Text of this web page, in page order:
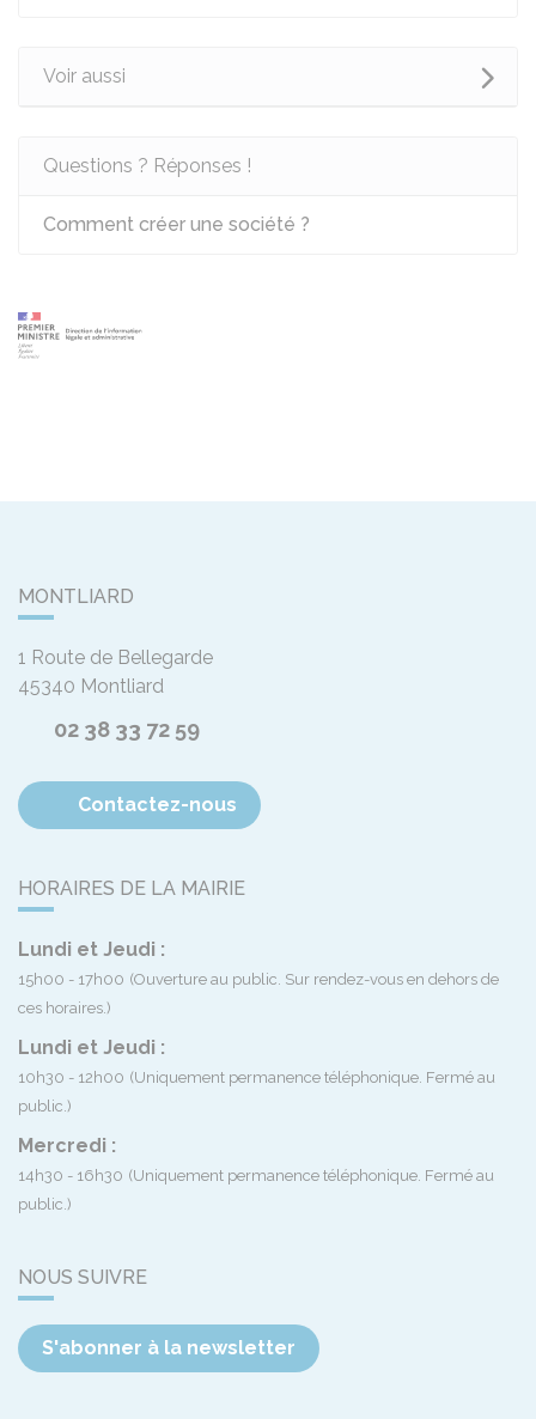
Voir aussi
Questions ? Réponses !
Comment créer une société ?
MONTLIARD
1 Route de Bellegarde
45340 Montliard
02 38 33 72 59
Contactez-nous
HORAIRES DE LA MAIRIE
Lundi et Jeudi :
15h00 - 17h00 (Ouverture au public. Sur rendez-vous en dehors de
ces horaires.)
Lundi et Jeudi :
10h30 - 12h00 (Uniquement permanence téléphonique. Fermé au
public.)
Mercredi :
14h30 - 16h30 (Uniquement permanence téléphonique. Fermé au
public.)
NOUS SUIVRE
S'abonner à la newsletter